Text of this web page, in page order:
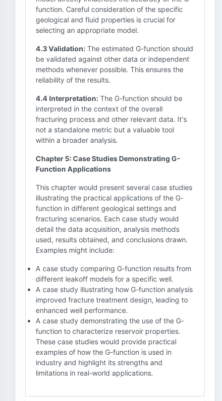
function. Careful consideration of the specific
geological and fluid properties is crucial for
selecting an appropriate model.
4.3 Validation: The estimated G-function should
be validated against other data or independent
methods whenever possible. This ensures the
reliability of the results.
4.4 Interpretation: The G-function should be
interpreted in the context of the overall
fracturing process and other relevant data. It's
not a standalone metric but a valuable tool
within a broader analysis.
Chapter 5: Case Studies Demonstrating G-
Function Applications
This chapter would present several case studies
illustrating the practical applications of the G-
function in different geological settings and
fracturing scenarios. Each case study would
detail the data acquisition, analysis methods
used, results obtained, and conclusions drawn.
Examples might include:
A case study comparing G-function results from
different leakoff models for a specific well.
A case study illustrating how G-function analysis
improved fracture treatment design, leading to
enhanced well performance.
A case study demonstrating the use of the G-
function to characterize reservoir properties.
These case studies would provide practical
examples of how the G-function is used in
industry and highlight its strengths and
limitations in real-world applications.